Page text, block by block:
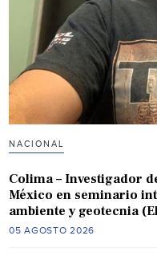
NACIONAL
Colima – Investigador
México en seminario
ambiente y geotecnia
05 AGOSTO 2026